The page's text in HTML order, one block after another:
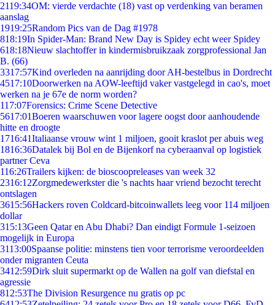
2119:34OM: vierde verdachte (18) vast op verdenking van beramen
aanslag
1919:25Random Pics van de Dag #1978
818:19In Spider-Man: Brand New Day is Spidey echt weer Spidey
618:18Nieuw slachtoffer in kindermisbruikzaak zorgprofessional Jan
B. (66)
3317:57Kind overleden na aanrijding door AH-bestelbus in Dordrecht
4517:10Doorwerken na AOW-leeftijd vaker vastgelegd in cao's, moet
werken na je 67e de norm worden?
117:07Forensics: Crime Scene Detective
5617:01Boeren waarschuwen voor lagere oogst door aanhoudende
hitte en droogte
1716:41Italiaanse vrouw wint 1 miljoen, gooit kraslot per abuis weg
1816:36Datalek bij Bol en de Bijenkorf na cyberaanval op logistiek
partner Ceva
116:26Trailers kijken: de bioscoopreleases van week 32
2316:12Zorgmedewerkster die 's nachts haar vriend bezocht terecht
ontslagen
3615:56Hackers roven Coldcard-bitcoinwallets leeg voor 114 miljoen
dollar
315:13Geen Qatar en Abu Dhabi? Dan eindigt Formule 1-seizoen
mogelijk in Europa
3113:00Spaanse politie: minstens tien voor terrorisme veroordeelden
onder migranten Ceuta
3412:59Dirk sluit supermarkt op de Wallen na golf van diefstal en
agressie
812:53The Division Resurgence nu gratis op pc